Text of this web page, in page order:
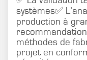
systèmes✅
production à
méthodes de
projet en